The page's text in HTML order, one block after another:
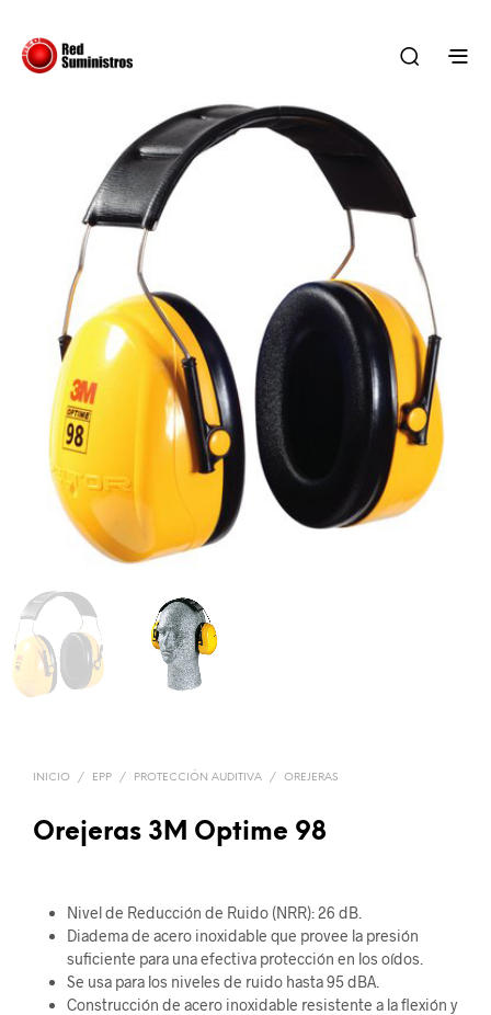
INICIO / EPP / PROTECCIÓN AUDITIVA / OREJERAS
Orejeras 3M Optime 98
Nivel de Reducción de Ruido (NRR): 26 dB.
Diadema de acero inoxidable que provee la presión
suficiente para una efectiva protección en los oídos.
Se usa para los niveles de ruido hasta 95 dBA.
Construcción de acero inoxidable resistente a la flexión y